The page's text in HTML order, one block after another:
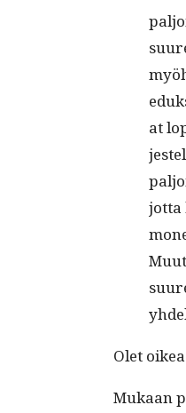
at
jot­ta
Olet
Mukaan